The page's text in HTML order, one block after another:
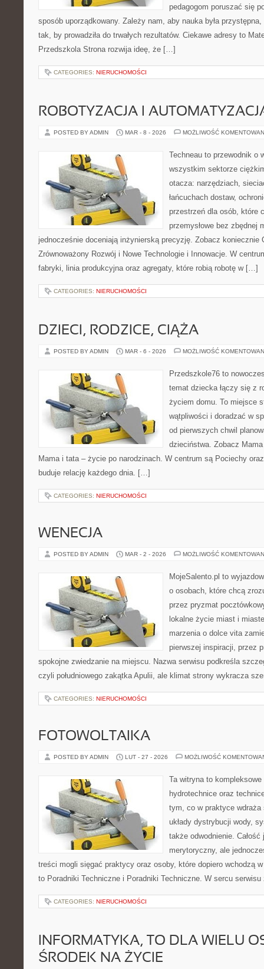
pedagogom poruszać się
sposób uporządkowany. Zależy nam, aby nauka była
tak, by prowadziła do trwałych rezultatów. Ciekawe adresy to
Przedszkola Strona rozwija ideę, że […]
CATEGORIES: NIERUCHOMOŚCI
ROBOTYZACJA I
POSTED BY ADMIN MAR - 8 - 2026 MOŻLIWOŚĆ
Techneau to przewodnik o
wszystkim sektorze
otacza: narzędziach,
łańcuchach dostaw,
przestrzeń dla osób, które
przemysłowe bez zbędnej
jednocześnie doceniają inżynierską precyzję. Zobacz koniecznie
Zrównoważony Rozwój i Nowe Technologie i Innowacje. W
fabryki, linia produkcyjna oraz agregaty, które robią robotę w […]
CATEGORIES: NIERUCHOMOŚCI
DZIECI, RODZICE, CIĄŻA
POSTED BY ADMIN MAR - 6 - 2026 MOŻLIWOŚĆ
Przedszkole76 to
temat dziecka łączy się z
życiem domu. To miejsce
wątpliwości i doradzać w
od pierwszych chwil
dzieciństwa. Zobacz
Mama i tata – życie po narodzinach. W centrum są Pociechy
buduje relację każdego dnia. […]
CATEGORIES: NIERUCHOMOŚCI
WENECJA
POSTED BY ADMIN MAR - 2 - 2026 MOŻLIWOŚĆ
MojeSalento.pl to
o osobach, które chcą
przez pryzmat
lokalne życie miast i
marzenia o dolce vita
pierwszej inspiracji, przez
spokojne zwiedzanie na miejscu. Nazwa serwisu podkreśla
czyli południowego zakątka Apulii, ale klimat strony wykracza
CATEGORIES: NIERUCHOMOŚCI
FOTOWOLTAIKA
POSTED BY ADMIN LUT - 27 - 2026 MOŻLIWOŚĆ
Ta witryna to
hydrotechnice oraz
tym, co w praktyce
układy dystrybucji wody,
także odwodnienie.
merytoryczny, ale
treści mogli sięgać praktycy oraz osoby, które dopiero wchodzą
to Poradniki Techniczne i Poradniki Techniczne. W sercu
CATEGORIES: NIERUCHOMOŚCI
INFORMATYKA, TO DLA WIELU
ŚRODEK NA ŻYCIE